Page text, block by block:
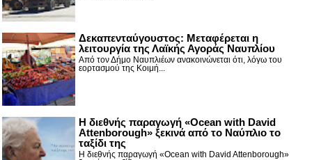
Δεκαπενταύγουστος: Μεταφέρεται η
λειτουργία της Λαϊκής Αγοράς Ναυπλίου
Από τον Δήμο Ναυπλιέων ανακοινώνεται ότι, λόγω του
εορτασμού της Κοιμή...
Η διεθνής παραγωγή «Ocean with David
Attenborough» ξεκινά από το Ναύπλιο το
ταξίδι της
Η διεθνής παραγωγή «Ocean with David Attenborough»